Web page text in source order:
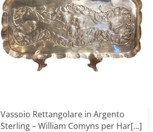
Vassoio Rettangolare in Argento
Sterling – William Comyns per Har[...]